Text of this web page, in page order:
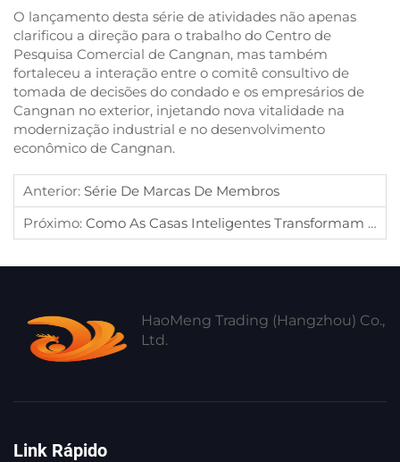
O lançamento desta série de atividades não apenas
clarificou a direção para o trabalho do Centro de
Pesquisa Comercial de Cangnan, mas também
fortaleceu a interação entre o comitê consultivo de
tomada de decisões do condado e os empresários de
Cangnan no exterior, injetando nova vitalidade na
modernização industrial e no desenvolvimento
econômico de Cangnan.
Anterior: Série De Marcas De Membros
Próximo: Como As Casas Inteligentes Transformam A Vida Diária: Aplicações Do Mundo Real ?
HaoMeng Trading (Hangzhou) Co.,
Ltd.
Link Rápido